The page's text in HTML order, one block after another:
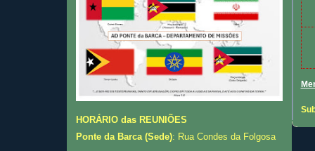
HORÁRIO das REUNIÕES
Ponte da Barca (Sede): Rua Condes da Folgosa